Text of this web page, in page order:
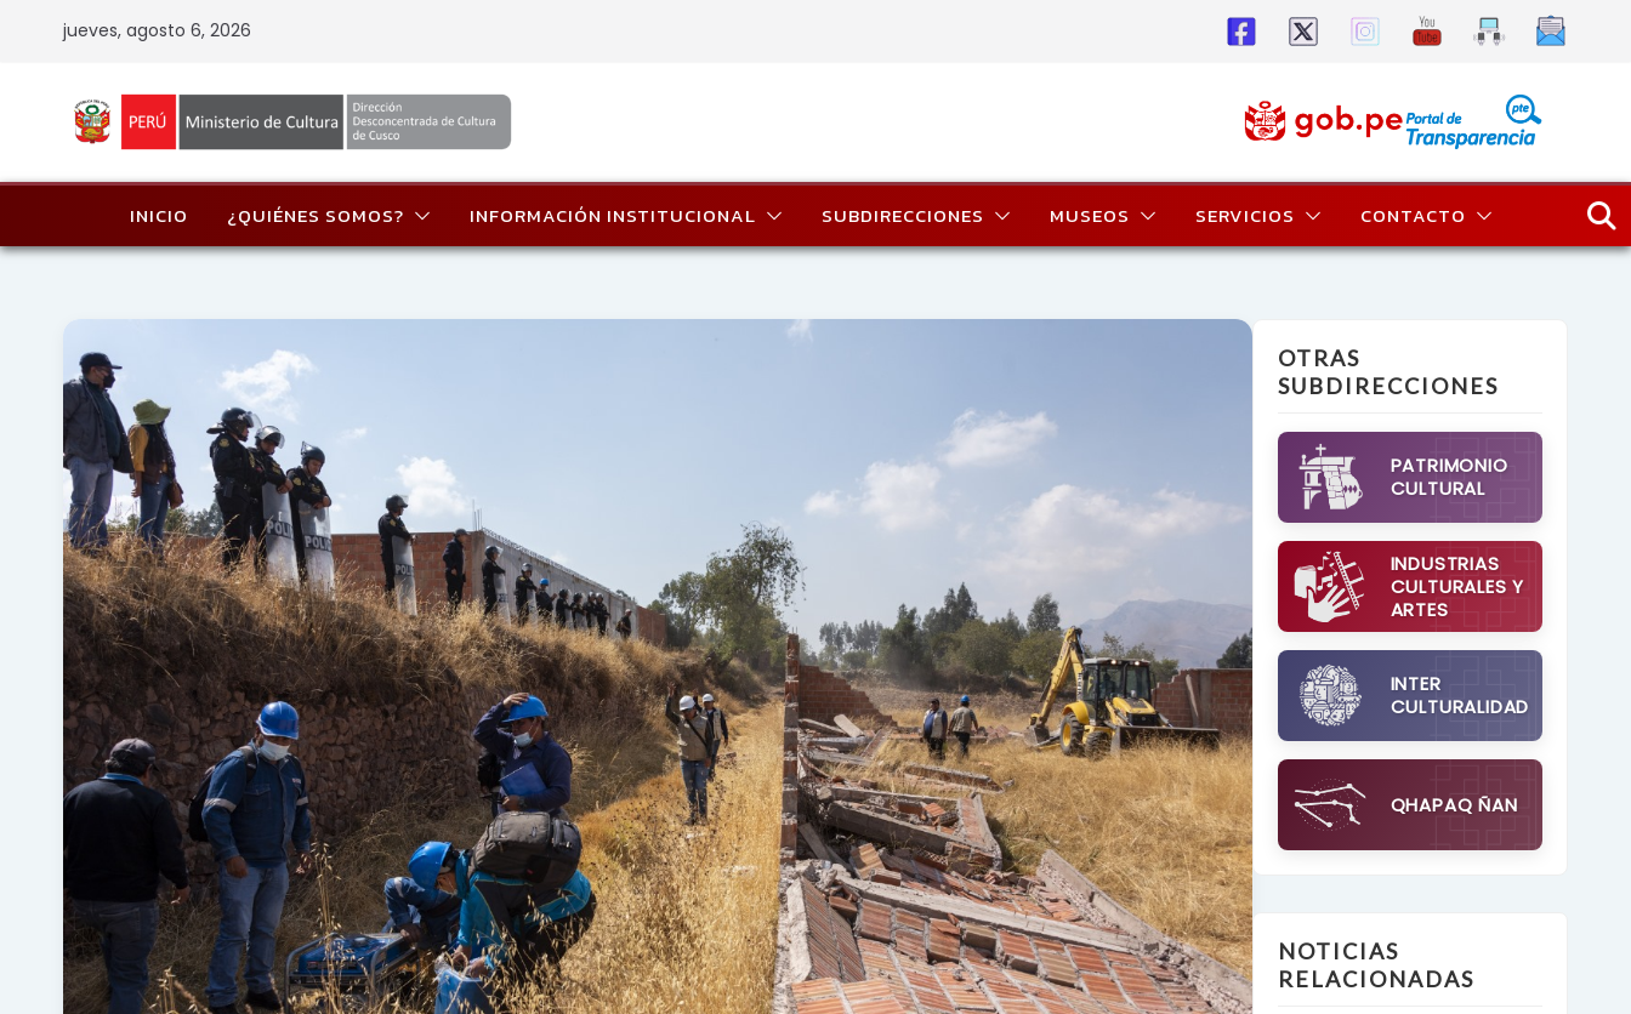
jueves, agosto 6, 2026
INICIO ¿QUIÉNES SOMOS? INFORMACIÓN INSTITUCIONAL SUBDIRECCIONES MUSEOS SERVICIOS CONTACTO
OTRAS
SUBDIRECCIONES
PATRIMONIO
CULTURAL
INDUSTRIAS
CULTURALES Y
ARTES
INTER
CULTURALIDAD
QHAPAQ ÑAN
NOTICIAS
RELACIONADAS